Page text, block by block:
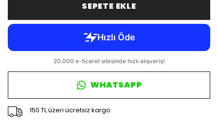
SEPETE EKLE
WHATSAPP
150 TL üzeri ücretsiz kargo